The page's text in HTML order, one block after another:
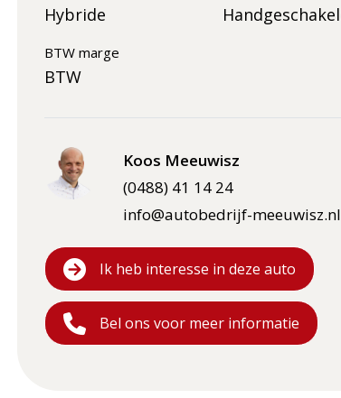
Hybride
BTW marge
BTW
Koos Meeuwisz
(0488) 41 14 24
info@autobedrijf-meeuwisz.nl
Ik heb interesse in deze auto
Bel ons voor meer informatie